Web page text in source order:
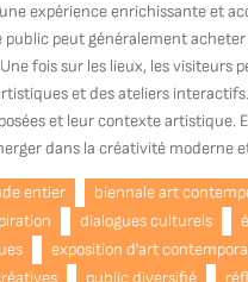
expérience enrichissante et
peut généralement
fois sur les lieux, les
et des ateliers
et leur contexte artistique.
dans la créativité moderne
entier biennale art
dialogues culturels
exposition d'art
public diversifié